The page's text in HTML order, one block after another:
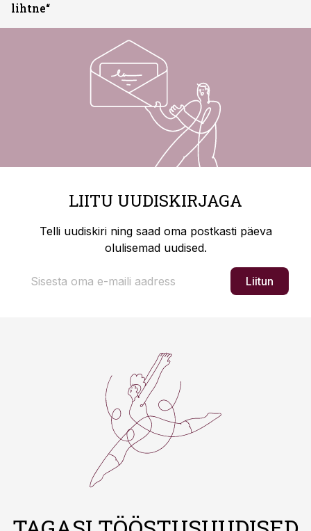
lihtne“
LIITU UUDISKIRJAGA
Telli uudiskiri ning saad oma postkasti päeva
olulisemad uudised.
Liitun